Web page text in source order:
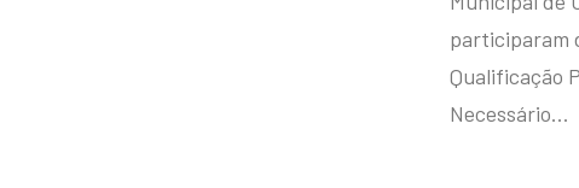
participaram
Qualificação
Necessário…